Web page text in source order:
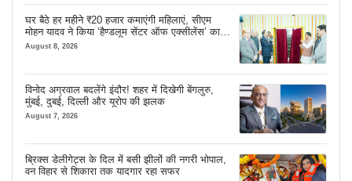
घर बैठे हर महीने ₹20 हजार कमाएंगी महिलाएं, सीएम
मोहन यादव ने किया ‘हैण्डलूम सेंटर ऑफ एक्सीलेंस’ का
शुभारंभ
August 8, 2026
विनोद अग्रवाल बदलेंगे इंदौर! शहर में दिखेगी बेंगलुरु,
मुंबई, दुबई, दिल्ली और यूरोप की झलक
August 7, 2026
ब्रिक्स डेलीगेट्स के दिल में बसी झीलों की नगरी भोपाल,
वन विहार से शिकारा तक यादगार रहा सफर